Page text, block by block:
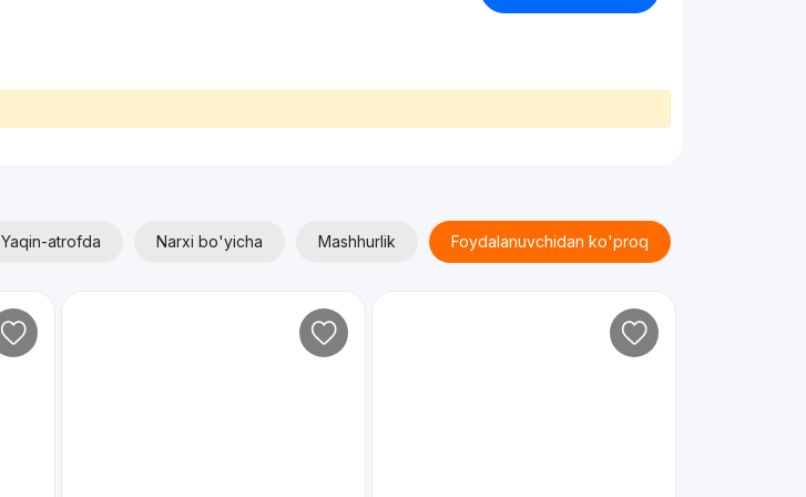
Yaqin-atrofda Narxi bo'yicha Mashhurlik Foydalanuvchidan ko'proq